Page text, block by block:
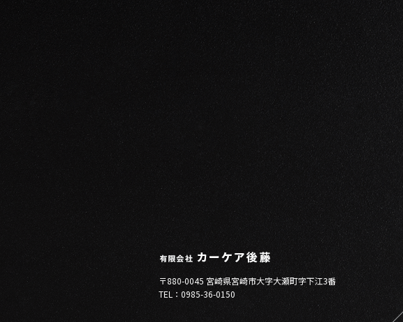
〒880-0045 宮崎県宮崎市大字大瀬町字下江3番
TEL：0985-36-0150